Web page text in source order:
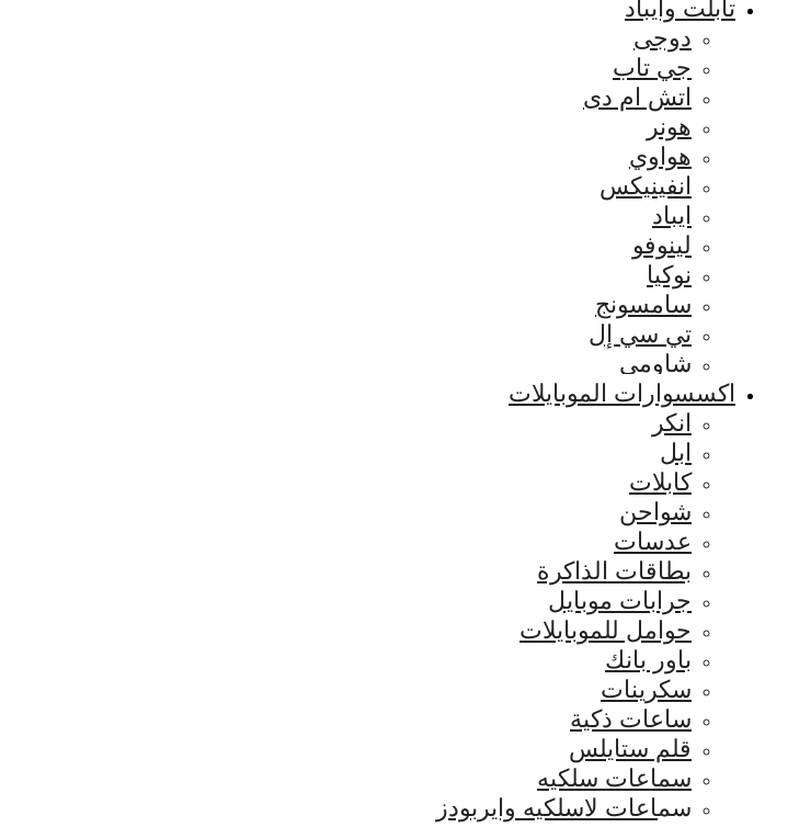
تابلت وايباد
دوجى
جي تاب
اتش ام دى
هونر
هواوي
انفينيكس
ايباد
لينوفو
نوكيا
سامسونج
تي سي إل
شاومي
اكسسوارات الموبايلات
انكر
ابل
كابلات
شواحن
عدسات
بطاقات الذاكرة
جرابات موبايل
حوامل للموبايلات
باور بانك
سكرينات
ساعات ذكية
قلم ستايلس
سماعات سلكيه
سماعات لاسلكيه وايربودز